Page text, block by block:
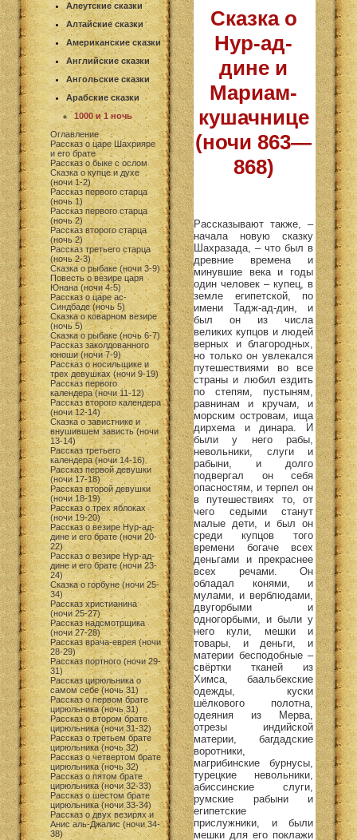
Алеутские сказки
Алтайские сказки
Американские сказки
Английские сказки
Ангольские сказки
Арабские сказки
1000 и 1 ночь
Оглавление
Рассказ о царе Шахрияре
и его брате
Рассказ о быке с ослом
Сказка о купце и духе
(ночи 1-2)
Рассказ первого старца
(ночь 1)
Рассказ первого старца
(ночь 2)
Рассказ второго старца
(ночь 2)
Рассказ третьего старца
(ночь 2-3)
Сказка о рыбаке (ночи 3-9)
Повесть о везире царя
Юнана (ночи 4-5)
Рассказ о царе ас-
Синдбаде (ночь 5)
Сказка о коварном везире
(ночь 5)
Сказка о рыбаке (ночь 6-7)
Рассказ заколдованного
юноши (ночи 7-9)
Рассказ о носильщике и
трех девушках (ночи 9-19)
Рассказ первого
календера (ночи 11-12)
Рассказ второго календера
(ночи 12-14)
Сказка о завистнике и
внушившем зависть (ночи
13-14)
Рассказ третьего
календера (ночи 14-16)
Рассказ первой девушки
(ночи 17-18)
Рассказ второй девушки
(ночи 18-19)
Рассказ о трех яблоках
(ночи 19-20)
Рассказ о везире Нур-ад-
дине и его брате (ночи 20-
22)
Рассказ о везире Нур-ад-
дине и его брате (ночи 23-
24)
Сказка о горбуне (ночи 25-
34)
Рассказ христианина
(ночи 25-27)
Рассказ надсмотрщика
(ночи 27-28)
Рассказ врача-еврея (ночи
28-29)
Рассказ портного (ночи 29-
31)
Рассказ цирюльника о
самом себе (ночь 31)
Рассказ о первом брате
цирюльника (ночь 31)
Рассказ о втором брате
цирюльника (ночи 31-32)
Рассказ о третьем брате
цирюльника (ночь 32)
Рассказ о четвертом брате
цирюльника (ночь 32)
Рассказ о пятом брате
цирюльника (ночи 32-33)
Рассказ о шестом брате
цирюльника (ночи 33-34)
Рассказ о двух везирях и
Анис аль-Джалис (ночи 34-
38)
Сказка о
Нур-ад-
дине и
Мариам-
кушачнице
(ночи 863—
868)
Рассказывают также, –
начала новую сказку
Шахразада, – что был в
древние времена и
минувшие века и годы
один человек – купец, в
земле египетской, по
имени Тадж-ад-дин, и
был он из числа
великих купцов и людей
верных и благородных,
но только он увлекался
путешествиями во все
страны и любил ездить
по степям, пустыням,
равнинам и кручам, и
морским островам, ища
дирхема и динара. И
были у него рабы,
невольники, слуги и
рабыни, и долго
подвергал он себя
опасностям, и терпел он
в путешествиях то, от
чего седыми станут
малые дети, и был он
среди купцов того
времени богаче всех
деньгами и прекраснее
всех речами. Он
обладал конями, и
мулами, и верблюдами,
двугорбыми и
одногорбыми, и были у
него кули, мешки и
товары, и деньги, и
материи бесподобные –
свёртки тканей из
Химса, баальбекские
одежды, куски
шёлкового полотна,
одеяния из Мерва,
отрезы индийской
материи, багдадские
воротники,
магрибинские бурнусы,
турецкие невольники,
абиссинские слуги,
румские рабыни и
египетские
прислужники, и были
мешки для его поклажи